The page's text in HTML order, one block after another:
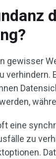
gewisser
eine
zu